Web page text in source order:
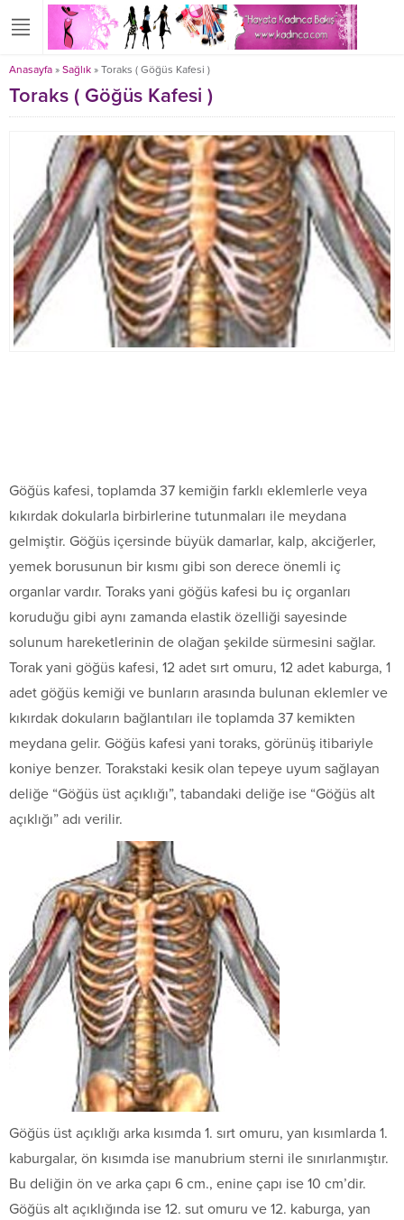
Anasayfa » Sağlık » Toraks ( Göğüs Kafesi )
Toraks ( Göğüs Kafesi )
Göğüs kafesi, toplamda 37 kemiğin farklı eklemlerle veya
kıkırdak dokularla birbirlerine tutunmaları ile meydana
gelmiştir. Göğüs içersinde büyük damarlar, kalp, akciğerler,
yemek borusunun bir kısmı gibi son derece önemli iç
organlar vardır. Toraks yani göğüs kafesi bu iç organları
koruduğu gibi aynı zamanda elastik özelliği sayesinde
solunum hareketlerinin de olağan şekilde sürmesini sağlar.
Torak yani göğüs kafesi, 12 adet sırt omuru, 12 adet kaburga, 1
adet göğüs kemiği ve bunların arasında bulunan eklemler ve
kıkırdak dokuların bağlantıları ile toplamda 37 kemikten
meydana gelir. Göğüs kafesi yani toraks, görünüş itibariyle
koniye benzer. Torakstaki kesik olan tepeye uyum sağlayan
deliğe “Göğüs üst açıklığı”, tabandaki deliğe ise “Göğüs alt
açıklığı” adı verilir.
Göğüs üst açıklığı arka kısımda 1. sırt omuru, yan kısımlarda 1.
kaburgalar, ön kısımda ise manubrium sterni ile sınırlanmıştır.
Bu deliğin ön ve arka çapı 6 cm., enine çapı ise 10 cm’dir.
Göğüs alt açıklığında ise 12. sut omuru ve 12. kaburga, yan